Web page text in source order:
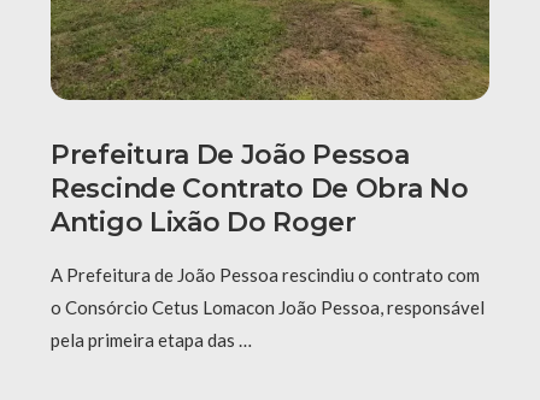
Prefeitura De João Pessoa
Rescinde Contrato De Obra No
Antigo Lixão Do Roger
A Prefeitura de João Pessoa rescindiu o contrato com
o Consórcio Cetus Lomacon João Pessoa, responsável
pela primeira etapa das …